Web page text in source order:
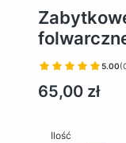
5.00
Cena
65,00 zł
Ilość